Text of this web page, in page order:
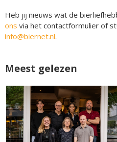
Heb jij nieuws wat de
ons via het contactformulier of
info@biernet.nl.
Meest gelezen